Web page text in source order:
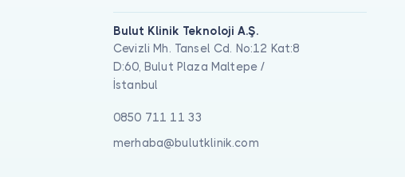
Bulut Klinik Teknoloji A.Ş.
Cevizli Mh. Tansel Cd. No:12 Kat:8
D:60, Bulut Plaza Maltepe /
İstanbul
0850 711 11 33
merhaba@bulutklinik.com